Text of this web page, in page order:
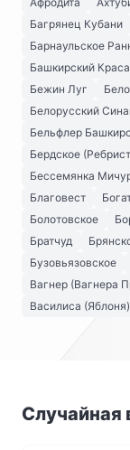
Багрянец Кубани
Барнаульское
Башкирский
Бежин Луг
Белорусский
Бельфлер
Бердское
Бессемянка
Благовест
Болотовское
Братчуд
Бузовьязовское
Вагнер (Вагнера
Василиса (Яблоня)
Случайная